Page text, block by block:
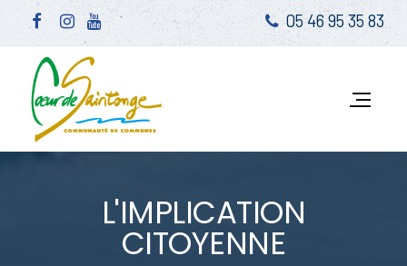
05 46 95 35 83
L'IMPLICATION
CITOYENNE